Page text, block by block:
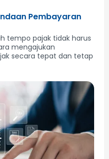
Pembayaran
tempo pajak tidak harus
mengajukan
secara tepat dan tetap